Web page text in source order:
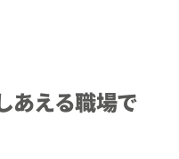
あえる職場で